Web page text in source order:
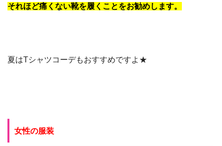
それほど痛くない靴を履くことをお勧めします。
夏はTシャツコーデもおすすめですよ★
女性の服装